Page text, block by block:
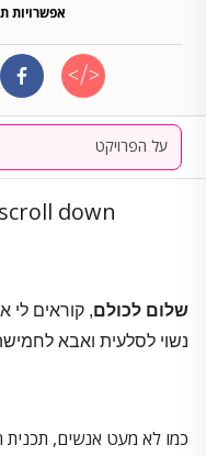
אפשרויות
על הפרויקט
down
שלום לכולם
נשוי לסלעית ואבא
כמו לא מעט אנשים,